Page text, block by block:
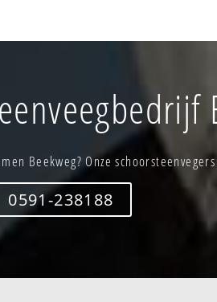
Beekweg? Onze
0591-238188